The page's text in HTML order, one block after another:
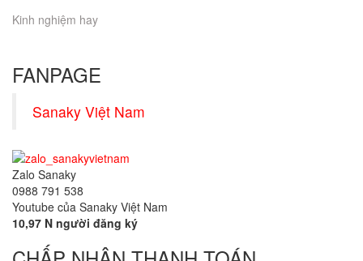
Kinh nghiệm hay
FANPAGE
Sanaky Việt Nam
Zalo Sanaky
0988 791 538
Youtube của Sanaky Việt Nam
10,97 N người đăng ký